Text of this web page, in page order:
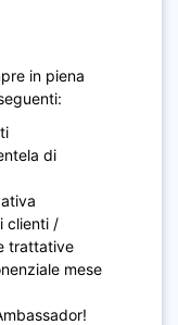
in piena
di
clienti /
trattative
mese